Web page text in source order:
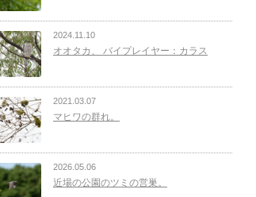
2024.11.10
オオタカ、 バイプレイヤー：カラス
2021.03.07
マヒワの群れ。
2026.05.06
近場の公園のツミの営巣。